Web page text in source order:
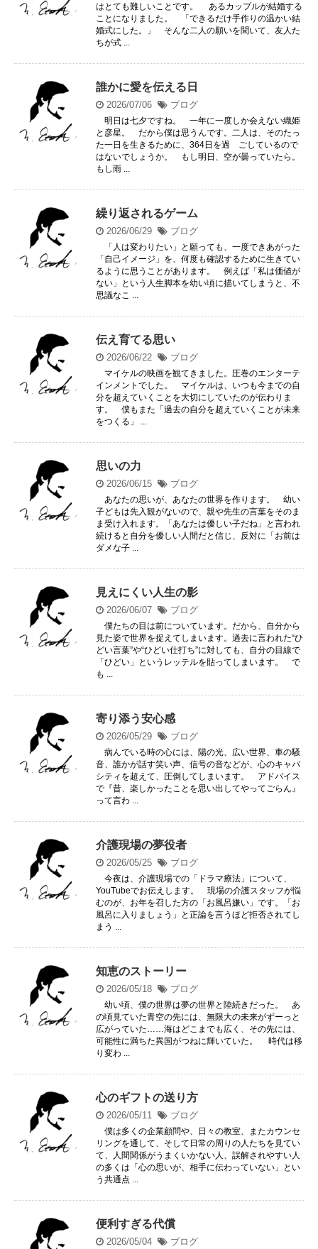
はとても難しいことです。 あるカップルが結婚する
ことになりました。 「できるだけ手作りの温かい結
婚式にした。」 そんな二人の願いを聞いて、友人た
ちが式 ...
誰かに愛を伝える日
2026/07/06 ブログ
明日は七夕ですね。 一年に一度しか会えない織姫
と彦星。 だから僕は思うんです。二人は、そのたっ
た一日を生きるために、364日を過 ごしているので
はないでしょうか。 もし明日、空が曇っていたら。
もし雨 ...
繰り返されるゲーム
2026/06/29 ブログ
「人は変わりたい」と願っても、一度できあがった
「自己イメージ」を、何度も確認するために生きてい
るように思うことがあります。 例えば「私は価値が
ない」という人生脚本を幼い頃に描いてしまうと、不
思議なこ ...
伝え育てる思い
2026/06/22 ブログ
マイケルの映画を観てきました。圧巻のエンターテ
インメントでした。 マイケルは、いつも今までの自
分を超えていくことを大切にしていたのが伝わりま
す。 僕もまた「過去の自分を超えていくことが未来
をつくる」 ...
思いの力
2026/06/15 ブログ
あなたの思いが、あなたの世界を作ります。 幼い
子どもは先入観がないので、親や先生の言葉をそのま
ま受け入れます。「あなたは優しい子だね」と言われ
続けると自分を優しい人間だと信じ、反対に「お前は
ダメな子 ...
見えにくい人生の影
2026/06/07 ブログ
僕たちの目は前についています。だから、自分から
見た姿で世界を捉えてしまいます。過去に言われた“ひ
どい言葉”や“ひどい仕打ち”に対しても、自分の目線で
「ひどい」というレッテルを貼ってしまいます。 で
も ...
寄り添う安心感
2026/05/29 ブログ
病んでいる時の心には、陽の光、広い世界、車の騒
音、誰かが話す笑い声、信号の音などが、心のキャパ
シティを超えて、圧倒してしまいます。 アドバイス
で『昔、楽しかったことを思い出してやってごらん』
って言わ ...
介護現場の夢役者
2026/05/25 ブログ
今夜は、介護現場での「ドラマ療法」について、
YouTubeでお伝えします。 現場の介護スタッフが悩
むのが、お年を召した方の「お風呂嫌い」です。「お
風呂に入りましょう」と正論を言うほど拒否されてし
まう ...
知恵のストーリー
2026/05/18 ブログ
幼い頃、僕の世界は夢の世界と陸続きだった。 あ
の頃見ていた青空の先には、無限大の未来がずーっと
広がっていた……海はどこまでも広く、その先には、
可能性に満ちた異国がつねに輝いていた。 時代は移
り変わ ...
心のギフトの送り方
2026/05/11 ブログ
僕は多くの企業顧問や、日々の教室、またカウンセ
リングを通して、そして日常の周りの人たちを見てい
て、人間関係がうまくいかない人、誤解されやすい人
の多くは「心の思いが、相手に伝わっていない」とい
う共通点 ...
便利すぎる代償
2026/05/04 ブログ